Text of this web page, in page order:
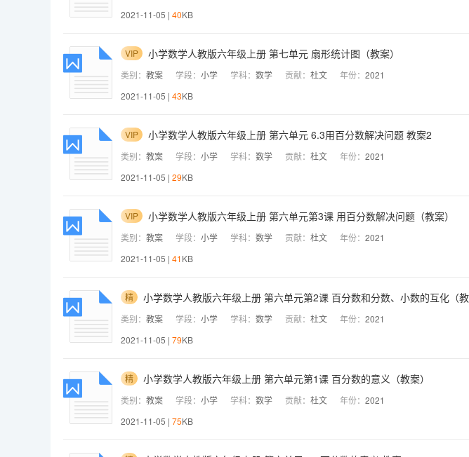
2021-11-05 | 40KB
VIP 小学数学人教版六年级上册 第七单元 扇形统计图（教案）
类别： 教案 学段： 小学 学科： 数学 贡献： 杜文 年份： 2021
2021-11-05 | 43KB
VIP 小学数学人教版六年级上册 第六单元 6.3用百分数解决问题 教案2
类别： 教案 学段： 小学 学科： 数学 贡献： 杜文 年份： 2021
2021-11-05 | 29KB
VIP 小学数学人教版六年级上册 第六单元第3课 用百分数解决问题（教案）
类别： 教案 学段： 小学 学科： 数学 贡献： 杜文 年份： 2021
2021-11-05 | 41KB
精 小学数学人教版六年级上册 第六单元第2课 百分数和分数、小数的互化（教
类别： 教案 学段： 小学 学科： 数学 贡献： 杜文 年份： 2021
2021-11-05 | 79KB
精 小学数学人教版六年级上册 第六单元第1课 百分数的意义（教案）
类别： 教案 学段： 小学 学科： 数学 贡献： 杜文 年份： 2021
2021-11-05 | 75KB